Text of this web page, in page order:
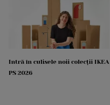
Intră în culisele noii colecții IKEA
PS 2026